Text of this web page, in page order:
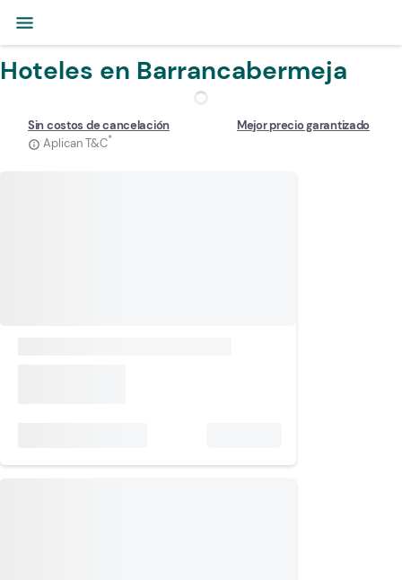
menu
Hoteles en Barrancabermeja
Sin costos de cancelación
info_outline Aplican T&C*
Mejor precio garantizado